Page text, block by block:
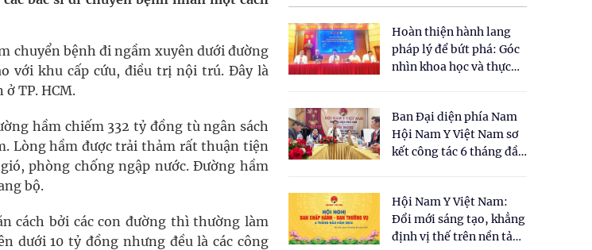
giả và gian lận thương
500 lượt khám
lý hoạt động nha khoa,
và cộng đồng
chuyển bệnh đi ngầm xuyên dưới đường
với khu cấp cứu, điều trị nội trú. Đây là
TP. HCM.
hầm chiếm 332 tỷ đồng tù ngân sách
Lòng hầm được trải thảm rất thuận tiện
phòng chống ngập nước. Đường hầm
bộ.
cách bởi các con đường thì thường làm
dưới 10 tỷ đồng nhưng đều là các công
Hoàn thiện hành lang
pháp lý để bứt phá: Góc
nhìn khoa học và thực
cho Luật Y dược cổ
truyền Việt Nam"
Ban Đại diện phía Nam
Hội Nam Y Việt Nam sơ
kết công tác 6 tháng đầu
Hội Nam Y Việt Nam:
Đổi mới sáng tạo, khẳng
định vị thế trên nền tảng